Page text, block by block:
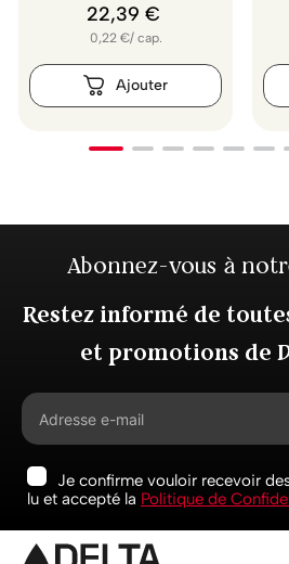
22,39 €
0,22 €/ cap.
Abonnez-vous à
Restez informé de
et promotions de
Je confirme vouloir recevoir
lu et accepté la Politique de